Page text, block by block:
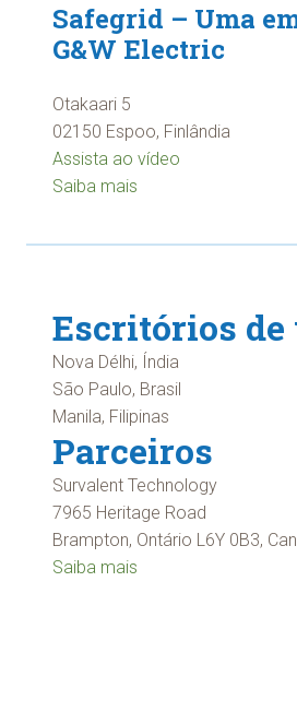
Safegrid – Uma
G&W Electric
Otakaari 5
02150 Espoo, Finlândia
Assista ao vídeo
Saiba mais
Escritórios de
Nova Délhi, Índia
São Paulo, Brasil
Manila, Filipinas
Parceiros
Survalent Technology
7965 Heritage Road
Brampton, Ontário L6Y 0B3,
Saiba mais